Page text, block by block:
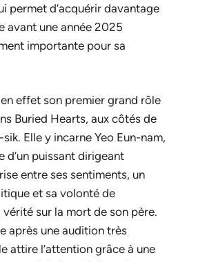
permet d’acquérir davantage
avant une année 2025
importante pour sa
effet son premier grand rôle
Buried Hearts, aux côtés de
Elle y incarne Yeo Eun-nam,
d’un puissant dirigeant
entre ses sentiments, un
et sa volonté de
sur la mort de son père.
après une audition très
attire l’attention grâce à une